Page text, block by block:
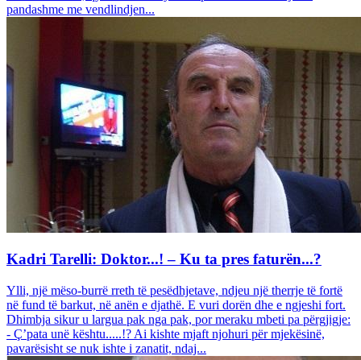
pandashme me vendlindjen...
Kadri Tarelli: Doktor...! – Ku ta pres faturën...?
Ylli, një mëso-burrë rreth të pesëdhjetave, ndjeu një therrje të fortë
në fund të barkut, në anën e djathë. E vuri dorën dhe e ngjeshi fort.
Dhimbja sikur u largua pak nga pak, por meraku mbeti pa përgjigje:
- Ç’pata unë kështu.....!? Ai kishte mjaft njohuri për mjekësinë,
pavarësisht se nuk ishte i zanatit, ndaj...